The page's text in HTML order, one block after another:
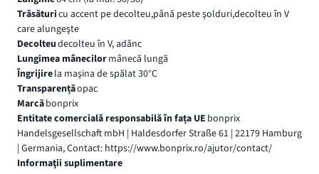
Trăsăturicu accent pe decolteu,până peste şolduri,decolteu în V
care alungeşte
Decolteudecolteu în V, adânc
Lungimea mânecilormânecă lungă
Îngrijirela maşina de spălat 30°C
Transparențăopac
Marcăbonprix
Entitate comercială responsabilă în fața UE bonprix
Handelsgesellschaft mbH | Haldesdorfer Straße 61 | 22179 Hamburg
| Germania, Contact: https://www.bonprix.ro/ajutor/contact/
Informaţii suplimentare